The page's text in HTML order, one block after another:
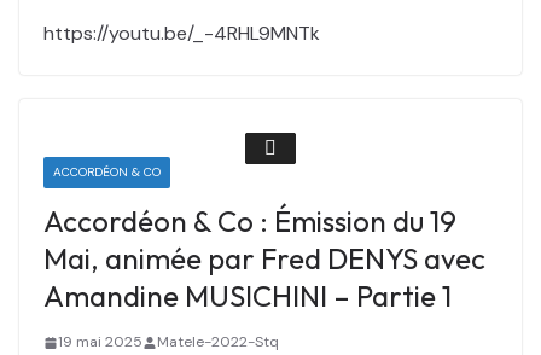
https://youtu.be/_-4RHL9MNTk
ACCORDÉON & CO
Accordéon & Co : Émission du 19
Mai, animée par Fred DENYS avec
Amandine MUSICHINI – Partie 1
19 mai 2025 Matele-2022-Stq